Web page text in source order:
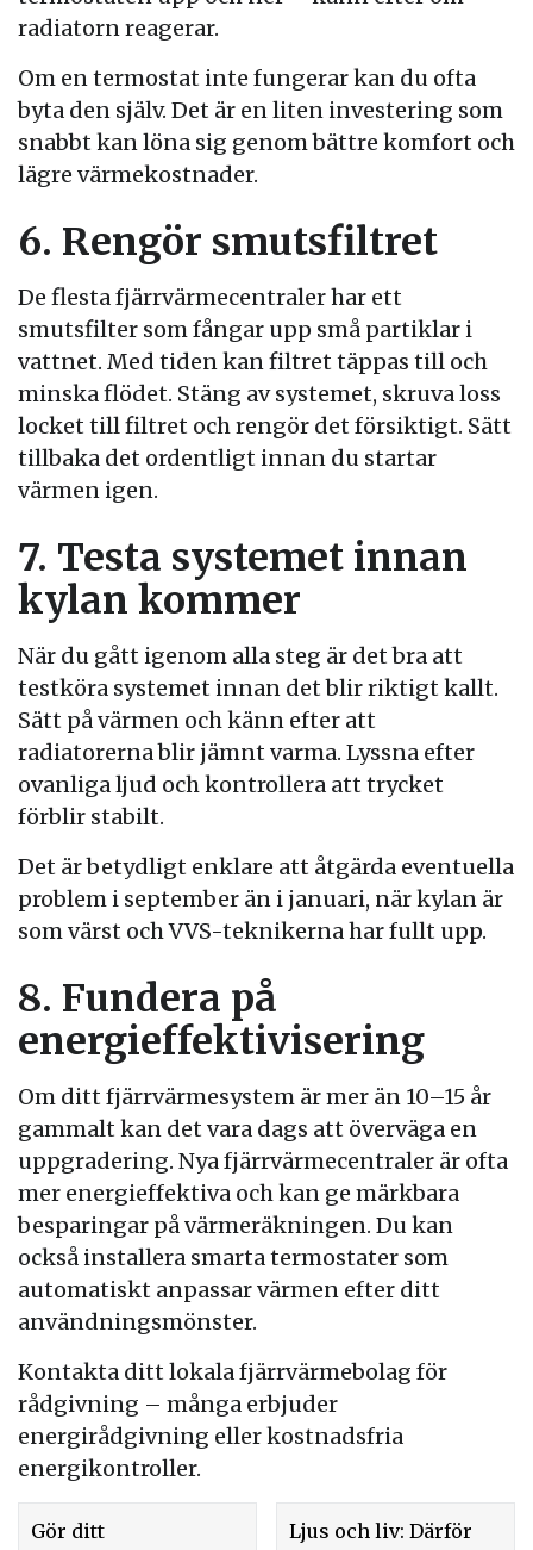
radiatorn reagerar.
Om en termostat inte fungerar kan du ofta
byta den själv. Det är en liten investering som
snabbt kan löna sig genom bättre komfort och
lägre värmekostnader.
6. Rengör smutsfiltret
De flesta fjärrvärmecentraler har ett
smutsfilter som fångar upp små partiklar i
vattnet. Med tiden kan filtret täppas till och
minska flödet. Stäng av systemet, skruva loss
locket till filtret och rengör det försiktigt. Sätt
tillbaka det ordentligt innan du startar
värmen igen.
7. Testa systemet innan
kylan kommer
När du gått igenom alla steg är det bra att
testköra systemet innan det blir riktigt kallt.
Sätt på värmen och känn efter att
radiatorerna blir jämnt varma. Lyssna efter
ovanliga ljud och kontrollera att trycket
förblir stabilt.
Det är betydligt enklare att åtgärda eventuella
problem i september än i januari, när kylan är
som värst och VVS-teknikerna har fullt upp.
8. Fundera på
energieffektivisering
Om ditt fjärrvärmesystem är mer än 10–15 år
gammalt kan det vara dags att överväga en
uppgradering. Nya fjärrvärmecentraler är ofta
mer energieffektiva och kan ge märkbara
besparingar på värmeräkningen. Du kan
också installera smarta termostater som
automatiskt anpassar värmen efter ditt
användningsmönster.
Kontakta ditt lokala fjärrvärmebolag för
rådgivning – många erbjuder
energirådgivning eller kostnadsfria
energikontroller.
Gör ditt
Ljus och liv: Därför